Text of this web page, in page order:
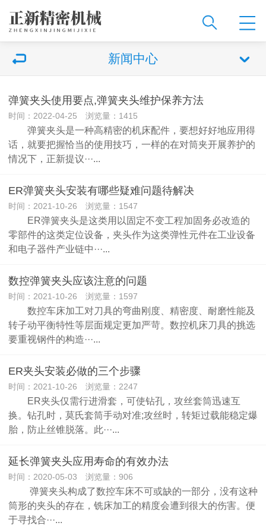
新闻中心
弹簧夹头使用要点,弹簧夹头维护保养方法
时间：2022-04-25 浏览量：1415
弹簧夹头是一种高精密的机床配件，要想好好地应用得
话，就要把握恰当的使用技巧，一样的在对筒夹开展养护的
情况下，正新提议···...
ER弹簧夹头安装有哪些疑难问题待解决
时间：2021-10-26 浏览量：1547
ER弹簧夹头是这类用以固定不变工程加固务必改造的
零部件的这类定位设备，夹头作为这类弹性元件在工业设备
和电子器件产业链中···...
数控弹簧夹头应该注意的问题
时间：2021-10-26 浏览量：1597
数控车床加工对刀具的弯曲刚度、精密度、耐磨性能及
转子动平衡特性等层面规定更加严苛。数控机床刀具的挑选
要重视钢件的构造···...
ER夹头安装必做的三个步骤
时间：2021-10-26 浏览量：2247
ER夹头仅需行进滑套，可使钻孔，攻丝套筒迅速互
换。钻孔时，莫氏套筒手动对准;攻丝时，转矩过载能稳定爆
胎，防止丝锥脱落。此···...
延长弹簧夹头应用寿命的有效办法
时间：2020-05-03 浏览量：906
弹簧夹头构成了数控车床不可或缺的一部分，没有这种
筒形的夹头的存在，铣床加工的精度会遭到很大的伤害。便
于寻找合···...